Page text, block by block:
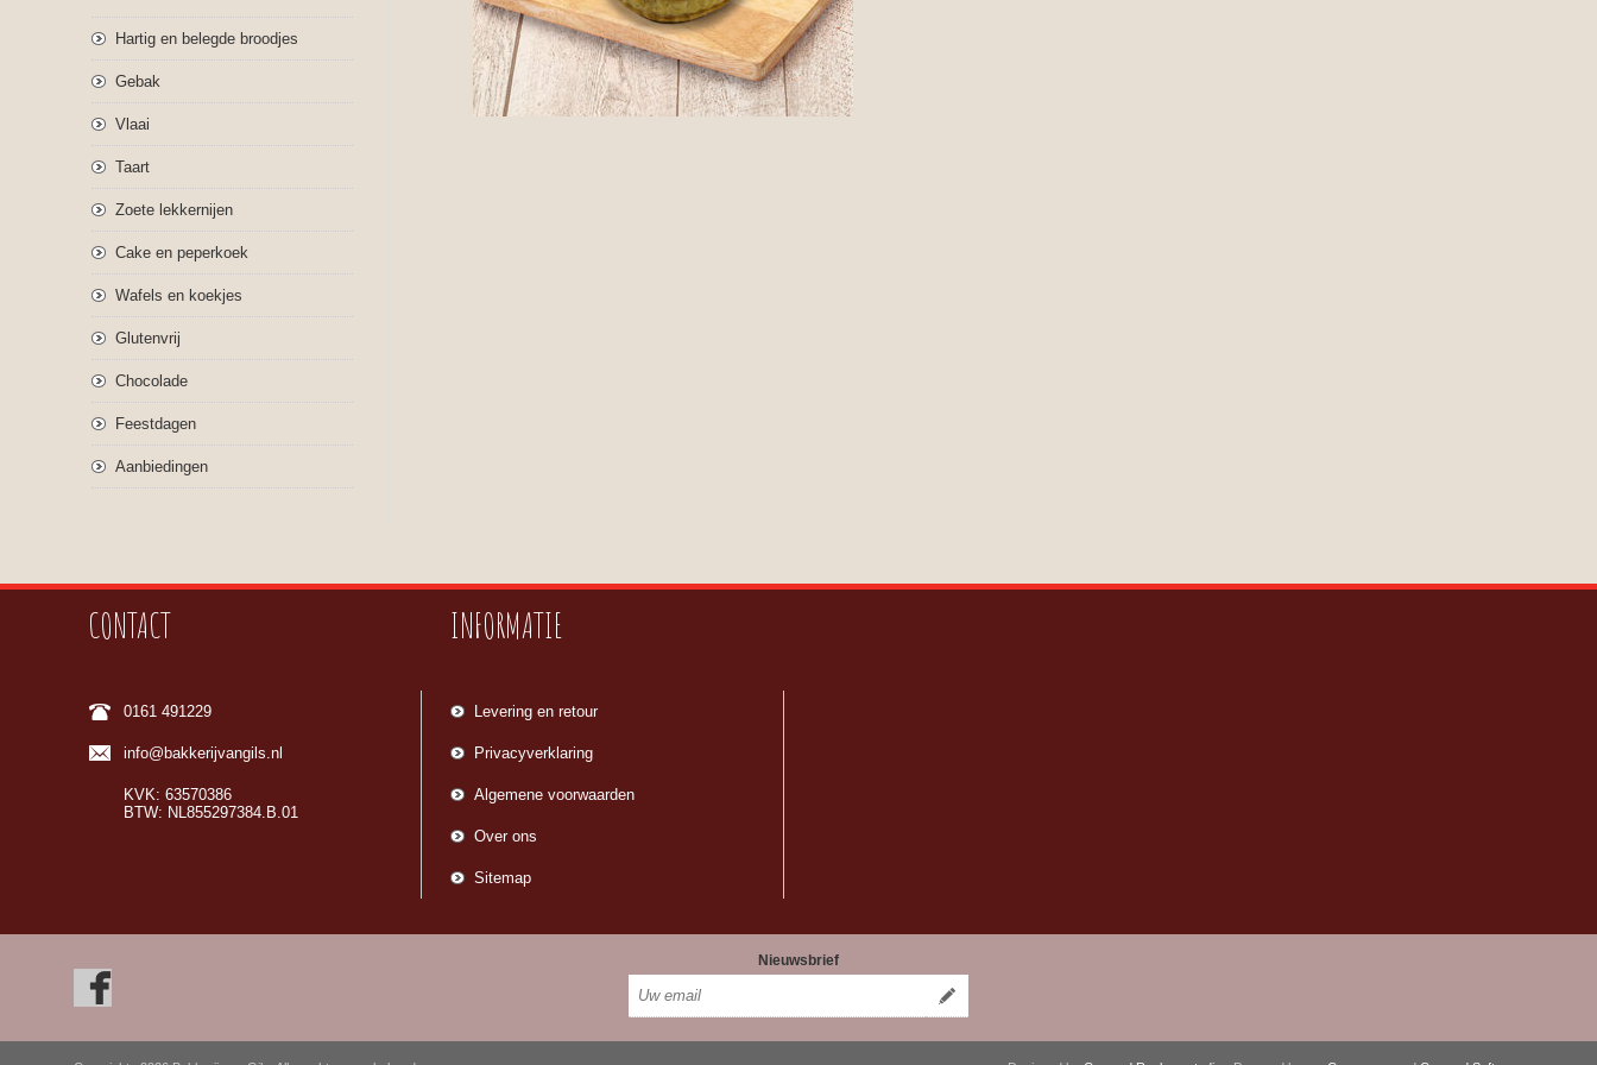
Hartig en belegde broodjes
Gebak
Vlaai
Taart
Zoete lekkernijen
Cake en peperkoek
Wafels en koekjes
Glutenvrij
Chocolade
Feestdagen
Aanbiedingen
CONTACT
0161 491229
info@bakkerijvangils.nl
KVK: 63570386
BTW: NL855297384.B.01
INFORMATIE
Levering en retour
Privacyverklaring
Algemene voorwaarden
Over ons
Sitemap
Nieuwsbrief